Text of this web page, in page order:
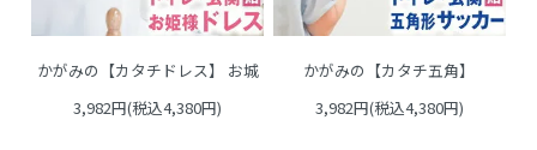
かがみの【カタチドレス】 お城
3,982円(税込4,380円)
かがみの【カタチ五角】
3,982円(税込4,380円)